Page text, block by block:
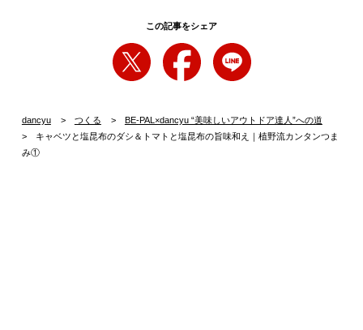
この記事をシェア
dancyu つくる
BE-PAL×dancyu “美味しいアウトドア達人”への道
キャベツと塩昆布のダシ＆トマトと塩昆布の旨味和え｜植野流カンタンつま
み①